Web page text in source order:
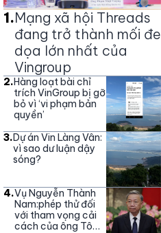
1.Mạng xã hội Threads
đang trở thành mối đe
dọa lớn nhất của
Vingroup
2.Hàng loạt bài chỉ
trích VinGroup bị gỡ
bỏ vì ‘vi phạm bản
quyền’
3.Dự án Vin Làng Vân:
vì sao dư luận dậy
sóng?
4.Vụ Nguyễn Thành
Nam:phép thử đối
với tham vọng cải
cách của ông Tô